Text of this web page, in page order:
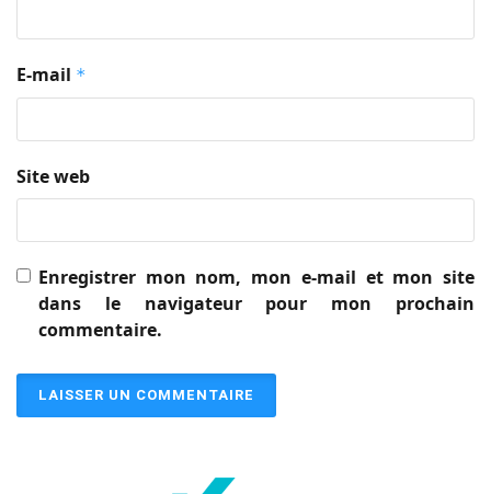
E-mail *
Site web
Enregistrer mon nom, mon e-mail et mon site
dans le navigateur pour mon prochain
commentaire.